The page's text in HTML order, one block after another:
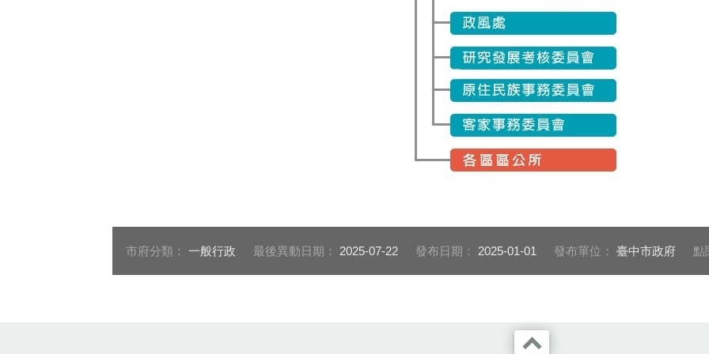
市府分類： 一般行政 最後異動日期： 2025-07-22 發布日期： 2025-01-01 發布單位： 臺中市政府 點